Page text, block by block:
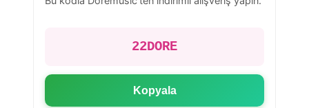
22DORE
Kopyala